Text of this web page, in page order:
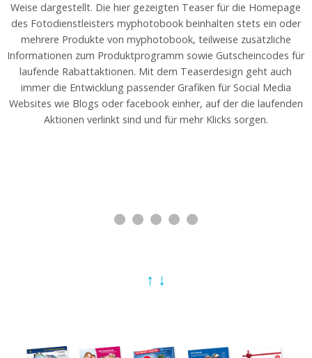
Weise dargestellt. Die hier gezeigten Teaser für die Homepage
des Fotodienstleisters myphotobook beinhalten stets ein oder
mehrere Produkte von myphotobook, teilweise zusätzliche
Informationen zum Produktprogramm sowie Gutscheincodes für
laufende Rabattaktionen. Mit dem Teaserdesign geht auch
immer die Entwicklung passender Grafiken für Social Media
Websites wie Blogs oder facebook einher, auf der die laufenden
Aktionen verlinkt sind und für mehr Klicks sorgen.
↑ ↓